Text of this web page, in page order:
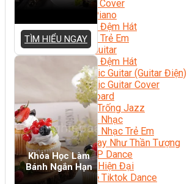
Học Violin Cover
Học Đàn Piano
Học Piano Đệm Hát
Học Piano Trẻ Em
Học Đàn Guitar
Học Guitar Đệm Hát
Học Electric Guitar (Guitar Điện)
Học Electric Guitar Cover
Học Keyboard
Học Đánh Trống Jazz
Học Thanh Nhạc
Học Thanh Nhạc Trẻ Em
Học Hát Hay Như Thần Tượng
Học K-POP Dance
Học Nhảy Hiện Đại
Chuyên Đề Tiktok Dance
TÌM HIỂU NGAY
Khóa Học Làm
Bánh Ngắn Hạn